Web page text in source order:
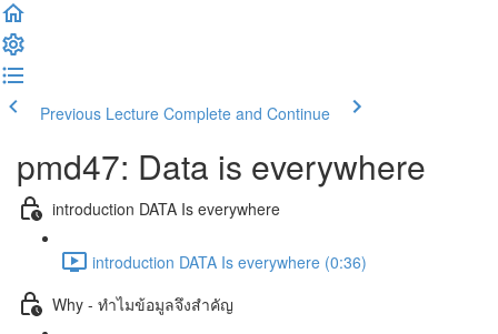
Previous Lecture Complete and Continue
pmd47: Data is everywhere
introduction DATA Is everywhere
introduction DATA Is everywhere (0:36)
Why - ทำไมข้อมูลจึงสำคัญ